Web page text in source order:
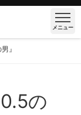
メニュー
』
の